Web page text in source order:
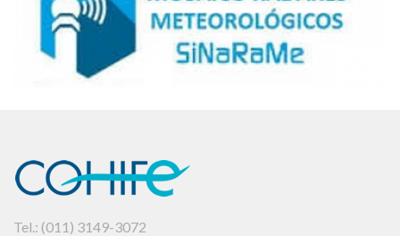
Tel.: (011) 3149-3072